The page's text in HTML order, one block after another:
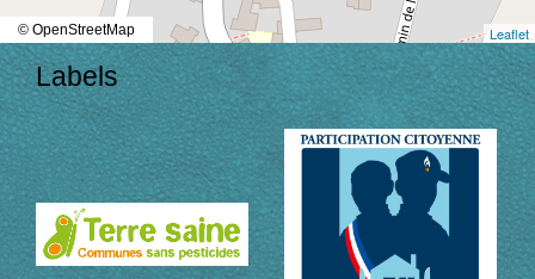
Leaflet
© OpenStreetMap
Labels